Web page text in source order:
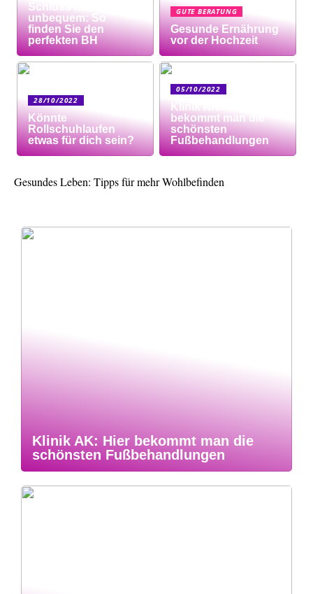
Schluss mit
unbequem: So
finden Sie den
perfekten BH
GUTE BERATUNG
Gesunde Ernährung
vor der Hochzeit
28/10/2022
Könnte
Rollschuhlaufen
etwas für dich sein?
05/10/2022
Klinik AK: Hier
bekommt man die
schönsten
Fußbehandlungen
Gesundes Leben: Tipps für mehr Wohlbefinden
Klinik AK: Hier bekommt man die
schönsten Fußbehandlungen